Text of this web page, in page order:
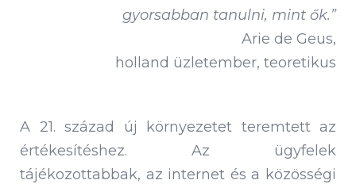
gyorsabban tanulni, mint ők.”
Arie de Geus,
holland üzletember, teoretikus
A 21. század új környezetet teremtett az
értékesítéshez. Az ügyfelek
tájékozottabbak, az internet és a közösségi